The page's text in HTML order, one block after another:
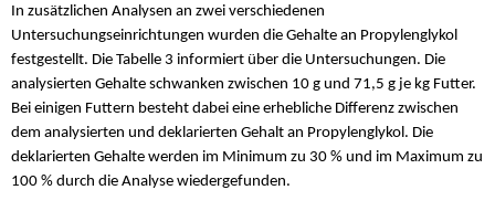
In zusätzlichen Analysen an zwei verschiedenen
Untersuchungseinrichtungen wurden die Gehalte an Propylenglykol
festgestellt. Die Tabelle 3 informiert über die Untersuchungen. Die
analysierten Gehalte schwanken zwischen 10 g und 71,5 g je kg Futter.
Bei einigen Futtern besteht dabei eine erhebliche Differenz zwischen
dem analysierten und deklarierten Gehalt an Propylenglykol. Die
deklarierten Gehalte werden im Minimum zu 30 % und im Maximum zu
100 % durch die Analyse wiedergefunden.